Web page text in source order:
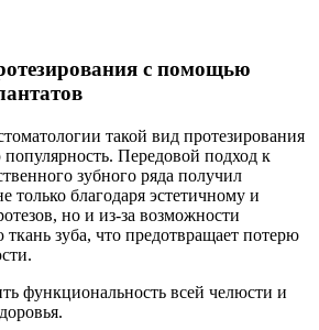
с помощью
такой вид протезирования
Передовой подход к
зубного ряда получил
только благодаря эстетичному и
но и из-за возможности
ткань зуба, что предотвращает потерю
функциональность всей челюсти и